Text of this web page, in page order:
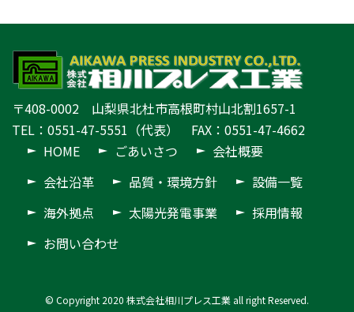
〒408-0002 山梨県北杜市高根町村山北割1657-1
TEL：0551-47-5551（代表） FAX：0551-47-4662
HOME
ごあいさつ
会社概要
会社沿革
品質・環境方針
設備一覧
海外拠点
太陽光発電事業
採用情報
お問い合わせ
© Copyright 2020 株式会社相川プレス工業 all right Reserved.